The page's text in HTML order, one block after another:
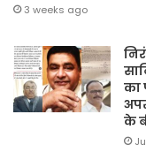
3 weeks ago
का
के